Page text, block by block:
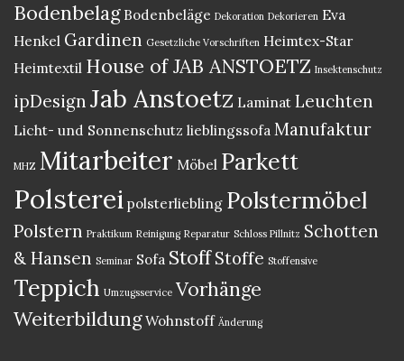
Bodenbelag Bodenbeläge Dekoration Dekorieren Eva
Henkel Gardinen Gesetzliche Vorschriften Heimtex-Star
Heimtextil House of JAB ANSTOETZ Insektenschutz
ipDesign Jab Anstoetz Laminat Leuchten
Licht- und Sonnenschutz lieblingssofa Manufaktur
MHZ Mitarbeiter Möbel Parkett
Polsterei polsterliebling Polstermöbel
Polstern Praktikum Reinigung Reparatur Schloss Pillnitz Schotten
& Hansen Seminar Sofa Stoff Stoffe Stoffensive
Teppich Umzugsservice Vorhänge
Weiterbildung Wohnstoff Änderung